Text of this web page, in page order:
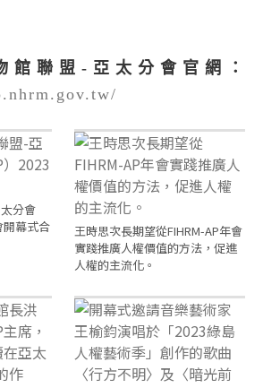
館聯盟 - 亞太分會官網：
分會
開幕式合
王時思次長期望從FIHRM-AP年會
實踐推廣人權價值的方法，促進
人權的主流化。